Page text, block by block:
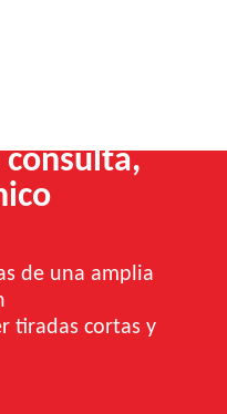
consulta,
de una amplia
tiradas cortas y